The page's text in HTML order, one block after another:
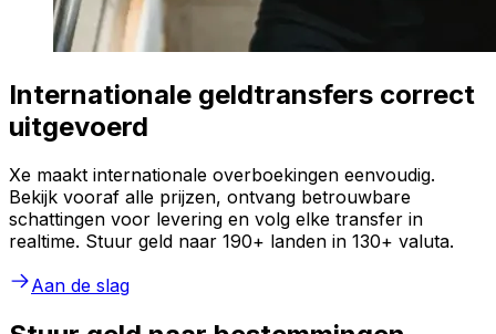
Internationale geldtransfers correct
uitgevoerd
Xe maakt internationale overboekingen eenvoudig.
Bekijk vooraf alle prijzen, ontvang betrouwbare
schattingen voor levering en volg elke transfer in
realtime. Stuur geld naar 190+ landen in 130+ valuta.
Aan de slag